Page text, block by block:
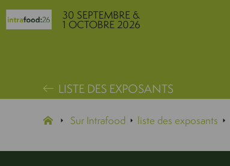
30 SEPTEMBRE &
1 OCTOBRE 2026
LISTE DES EXPOSANTS
Sur Intrafood liste des exposants